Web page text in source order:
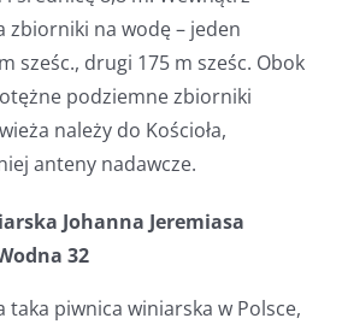
zbiorniki na wodę – jeden
sześc., drugi 175 m sześc. Obok
podziemne zbiorniki
należy do Kościoła,
anteny nadawcze.
Johanna Jeremiasa
32
taka piwnica winiarska w Polsce,